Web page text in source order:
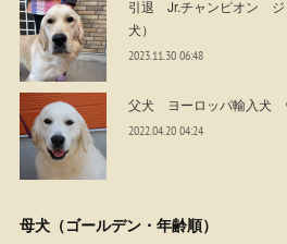
引退 Jr.チャンピオン ジ
犬）
2023.11.30 06:48
父犬 ヨーロッパ輸入犬
2022.04.20 04:24
母犬（ゴールデン・年齢順）